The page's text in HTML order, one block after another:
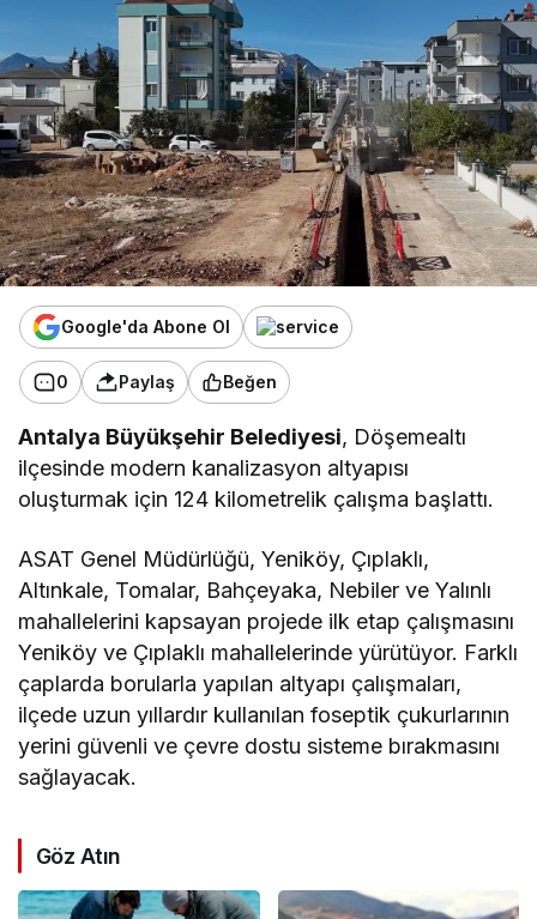
Google'da Abone Ol
0 Paylaş Beğen
Antalya Büyükşehir Belediyesi, Döşemealtı
ilçesinde modern kanalizasyon altyapısı
oluşturmak için 124 kilometrelik çalışma başlattı.
ASAT Genel Müdürlüğü, Yeniköy, Çıplaklı,
Altınkale, Tomalar, Bahçeyaka, Nebiler ve Yalınlı
mahallelerini kapsayan projede ilk etap çalışmasını
Yeniköy ve Çıplaklı mahallelerinde yürütüyor. Farklı
çaplarda borularla yapılan altyapı çalışmaları,
ilçede uzun yıllardır kullanılan foseptik çukurlarının
yerini güvenli ve çevre dostu sisteme bırakmasını
sağlayacak.
Göz Atın